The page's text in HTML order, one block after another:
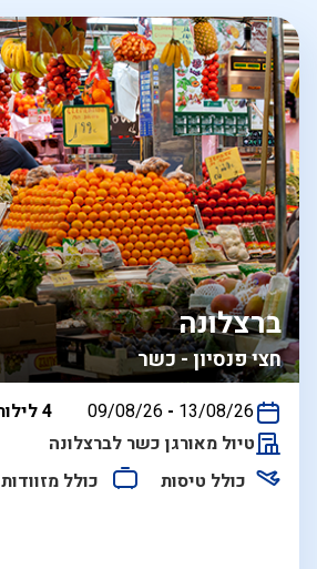
חצי פנסיון - כשר
ברצלונה
בין
09/08/26 - 13/08/26
4 לילות
טיול מאורגן כשר לברצלונה
כולל טיסות
כולל מזוודות